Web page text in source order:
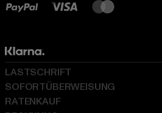
LASTSCHRIFT
SOFORTÜBERWEISUNG
RATENKAUF